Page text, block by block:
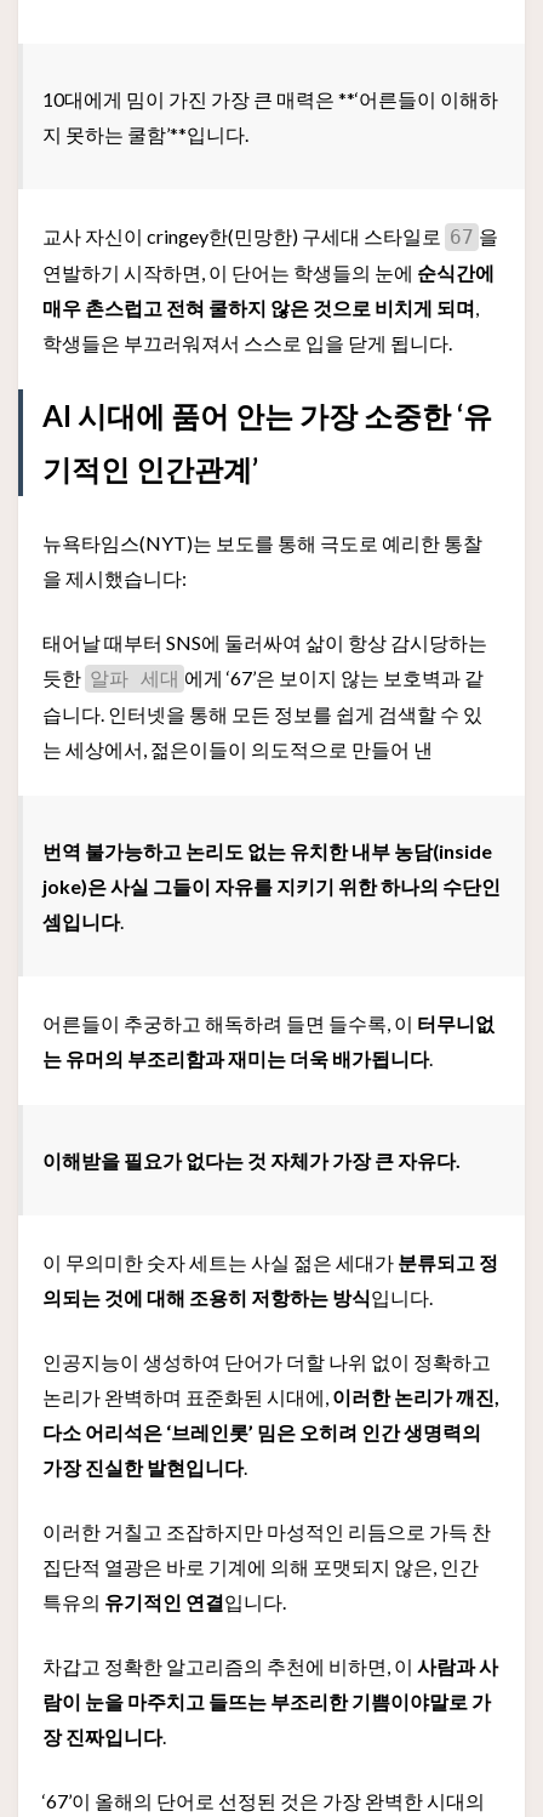
10대에게 밈이 가진 가장 큰 매력은 **‘어른들이 이해하
지 못하는 쿨함’**입니다.
교사 자신이 cringey한(민망한) 구세대 스타일로 67 을
연발하기 시작하면, 이 단어는 학생들의 눈에 순식간에
매우 촌스럽고 전혀 쿨하지 않은 것으로 비치게 되며,
학생들은 부끄러워져서 스스로 입을 닫게 됩니다.
AI 시대에 품어 안는 가장 소중한 ‘유
기적인 인간관계’
뉴욕타임스(NYT)는 보도를 통해 극도로 예리한 통찰
을 제시했습니다:
태어날 때부터 SNS에 둘러싸여 삶이 항상 감시당하는
듯한 알파 세대 에게 ‘67’은 보이지 않는 보호벽과 같
습니다. 인터넷을 통해 모든 정보를 쉽게 검색할 수 있
는 세상에서, 젊은이들이 의도적으로 만들어 낸
번역 불가능하고 논리도 없는 유치한 내부 농담(inside
joke)은 사실 그들이 자유를 지키기 위한 하나의 수단인
셈입니다.
어른들이 추궁하고 해독하려 들면 들수록, 이 터무니없
는 유머의 부조리함과 재미는 더욱 배가됩니다.
이해받을 필요가 없다는 것 자체가 가장 큰 자유다.
이 무의미한 숫자 세트는 사실 젊은 세대가 분류되고 정
의되는 것에 대해 조용히 저항하는 방식입니다.
인공지능이 생성하여 단어가 더할 나위 없이 정확하고
논리가 완벽하며 표준화된 시대에, 이러한 논리가 깨진,
다소 어리석은 ‘브레인롯’ 밈은 오히려 인간 생명력의
가장 진실한 발현입니다.
이러한 거칠고 조잡하지만 마성적인 리듬으로 가득 찬
집단적 열광은 바로 기계에 의해 포맷되지 않은, 인간
특유의 유기적인 연결입니다.
차갑고 정확한 알고리즘의 추천에 비하면, 이 사람과 사
람이 눈을 마주치고 들뜨는 부조리한 기쁨이야말로 가
장 진짜입니다.
‘67’이 올해의 단어로 선정된 것은 가장 완벽한 시대의